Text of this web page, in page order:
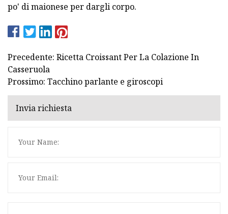
po' di maionese per dargli corpo.
Precedente: Ricetta Croissant Per La Colazione In
Casseruola
Prossimo: Tacchino parlante e giroscopi
Invia richiesta